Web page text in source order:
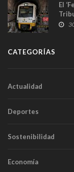
El
CATEGORÍAS
Actualidad
Deportes
Sostenibilidad
Economía